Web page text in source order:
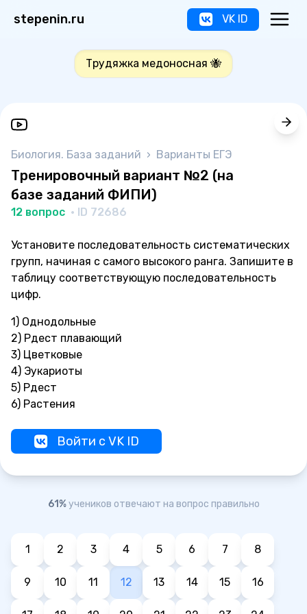
stepenin.ru VK ID
Трудяжка медоносная 🐝
Биология. База заданий › Варианты ЕГЭ
Тренировочный вариант №2 (на
базе заданий ФИПИ)
12 вопрос · ID 72686
Установите последовательность систематических
групп, начиная с самого высокого ранга. Запишите в
таблицу соответствующую последовательность
цифр.
1) Однодольные
2) Рдест плавающий
3) Цветковые
4) Эукариоты
5) Рдест
6) Растения
Войти с VK ID
61%учеников отвечают на вопрос правильно
1 2 3 4 5 6 7 8
9 10 11 12 13 14 15 16